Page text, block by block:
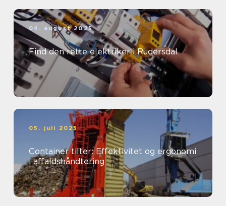
04. august 2025
Find den rette elektriker i Rudersdal
05. juli 2025
Container tilter: Effektivitet og ergonomi
i affaldshåndtering